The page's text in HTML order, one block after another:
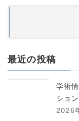
最近の投稿
学術
ショ
2026